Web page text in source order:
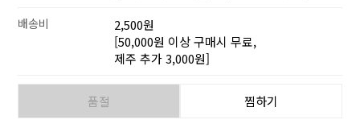
배송비
2,500원
[50,000원 이상 구매시 무료,
제주 추가 3,000원]
품절 찜하기